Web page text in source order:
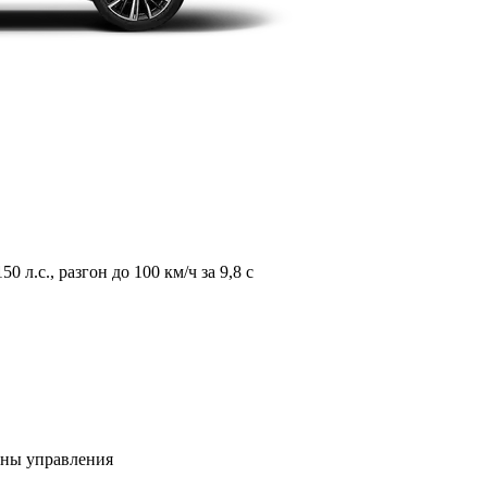
л.с., разгон до 100 км/ч за 9,8 с
управления